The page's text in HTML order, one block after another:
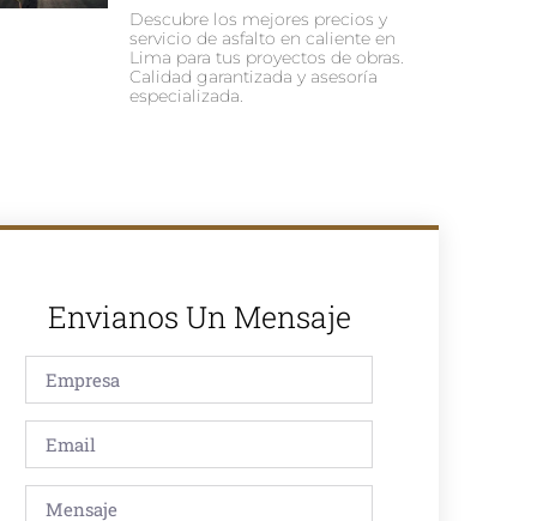
Descubre los mejores precios y
servicio de asfalto en caliente en
Lima para tus proyectos de obras.
Calidad garantizada y asesoría
especializada.
Envianos Un Mensaje